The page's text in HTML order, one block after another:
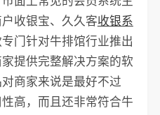
收银宝、久久客收银系
门针对牛排馆行业推出
提供完整解决方案的软
商家来说是最好不过
高，而且还非常符合牛